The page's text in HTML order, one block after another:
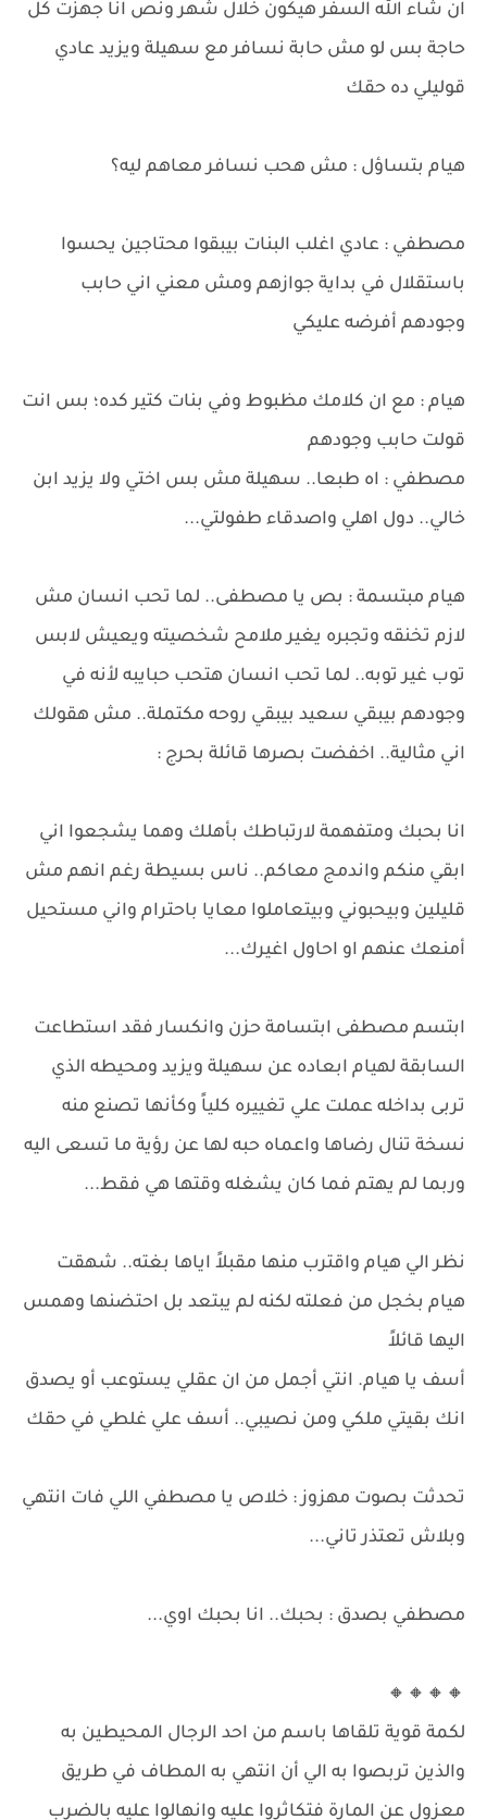
ان شاء الله السفر هيكون خلال شهر ونص انا جهزت كل
حاجة بس لو مش حابة نسافر مع سهيلة ويزيد عادي
قوليلي ده حقك
هيام بتساؤل : مش هحب نسافر معاهم ليه؟
مصطفي : عادي اغلب البنات بيبقوا محتاجين يحسوا
باستقلال في بداية جوازهم ومش معني اني حابب
وجودهم أفرضه عليكي
هيام : مع ان كلامك مظبوط وفي بنات كتير كده؛ بس انت
قولت حابب وجودهم
مصطفي : اه طبعا.. سهيلة مش بس اختي ولا يزيد ابن
خالي.. دول اهلي واصدقاء طفولتي...
هيام مبتسمة : بص يا مصطفى.. لما تحب انسان مش
لازم تخنقه وتجبره يغير ملامح شخصيته ويعيش لابس
توب غير توبه.. لما تحب انسان هتحب حبايبه لأنه في
وجودهم بيبقي سعيد بيبقي روحه مكتملة.. مش هقولك
اني مثالية.. اخفضت بصرها قائلة بحرج :
انا بحبك ومتفهمة لارتباطك بأهلك وهما يشجعوا اني
ابقي منكم واندمج معاكم.. ناس بسيطة رغم انهم مش
قليلين وبيحبوني وبيتعاملوا معايا باحترام واني مستحيل
أمنعك عنهم او احاول اغيرك...
ابتسم مصطفى ابتسامة حزن وانكسار فقد استطاعت
السابقة لهيام ابعاده عن سهيلة ويزيد ومحيطه الذي
تربى بداخله عملت علي تغييره كلياً وكأنها تصنع منه
نسخة تنال رضاها واعماه حبه لها عن رؤية ما تسعى اليه
وربما لم يهتم فما كان يشغله وقتها هي فقط...
نظر الي هيام واقترب منها مقبلاً اياها بغته.. شهقت
هيام بخجل من فعلته لكنه لم يبتعد بل احتضنها وهمس
اليها قائلاً
أسف يا هيام. انتي أجمل من ان عقلي يستوعب أو يصدق
انك بقيتي ملكي ومن نصيبي.. أسف علي غلطي في حقك
تحدثت بصوت مهزوز : خلاص يا مصطفي اللي فات انتهي
وبلاش تعتذر تاني...
مصطفي بصدق : بحبك.. انا بحبك اوي...
🔸🔸🔸🔸
لكمة قوية تلقاها باسم من احد الرجال المحيطين به
والذين تربصوا به الي أن انتهي به المطاف في طريق
معزول عن المارة فتكاثروا عليه وانهالوا عليه بالضرب